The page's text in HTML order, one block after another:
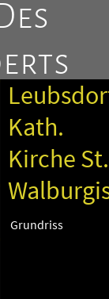
Kath.
Kirche St.
Grundriss